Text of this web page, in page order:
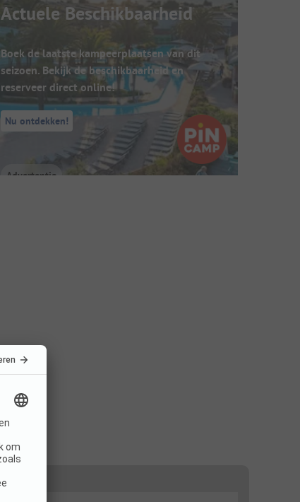
Actuele Beschikbaarheid
Boek de laatste kampeerplaatsen van dit
seizoen. Bekijk de beschikbaarheid en
reserveer direct online!
Nu ontdekken!